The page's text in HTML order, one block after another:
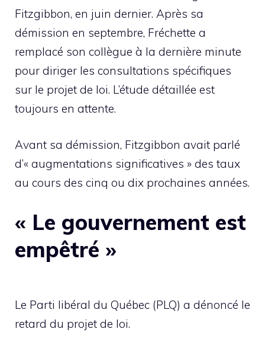
Fitzgibbon, en juin dernier. Après sa
démission en septembre, Fréchette a
remplacé son collègue à la dernière minute
pour diriger les consultations spécifiques
sur le projet de loi. L’étude détaillée est
toujours en attente.
Avant sa démission, Fitzgibbon avait parlé
d’« augmentations significatives » des taux
au cours des cinq ou dix prochaines années.
« Le gouvernement est
empêtré »
Le Parti libéral du Québec (PLQ) a dénoncé le
retard du projet de loi.